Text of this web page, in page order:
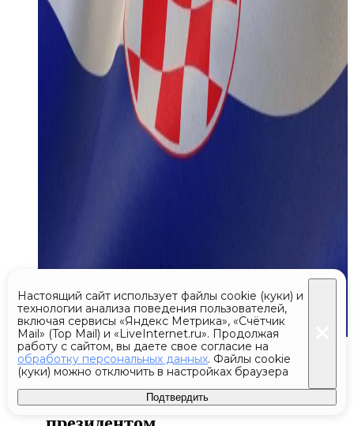
Сегодня 19:40
Экс-председатель Верховного суда
Венгрии согласился стать
Настоящий сайт использует файлы cookie (куки) и
технологии анализа поведения пользователей,
включая сервисы «Яндекс Метрика», «Счётчик
Mail» (Top Mail) и «LiveInternet.ru». Продолжая
работу с сайтом, вы даете свое согласие на
обработку персональных данных. Файлы cookie
(куки) можно отключить в настройках браузера
Подтвердить